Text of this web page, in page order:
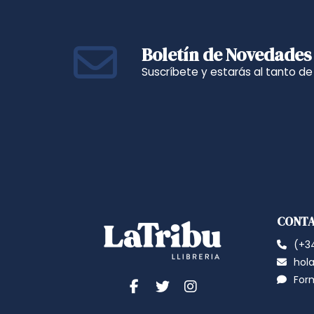
Boletín de Novedades
Suscríbete y estarás al tanto